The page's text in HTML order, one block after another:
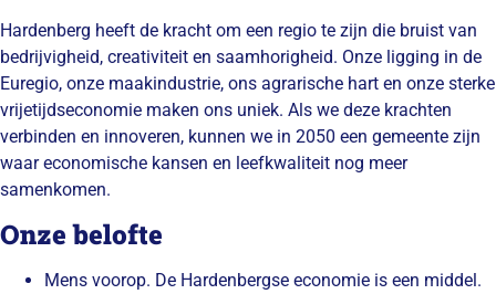
Hardenberg heeft de kracht om een regio te zijn die bruist van
bedrijvigheid, creativiteit en saamhorigheid. Onze ligging in de
Euregio, onze maakindustrie, ons agrarische hart en onze sterke
vrijetijdseconomie maken ons uniek. Als we deze krachten
verbinden en innoveren, kunnen we in 2050 een gemeente zijn
waar economische kansen en leefkwaliteit nog meer
samenkomen.
Onze belofte
Mens voorop. De Hardenbergse economie is een middel.